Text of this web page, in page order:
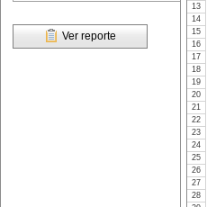
Ver reporte
13
14
15
16
13
14
15
16
17
18
19
20
21
22
23
24
25
26
27
28